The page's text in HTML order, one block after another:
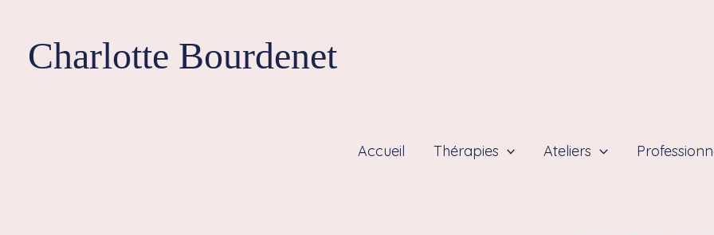
contenuCharlotte Bourdenet
Accueil Thérapies Ateliers